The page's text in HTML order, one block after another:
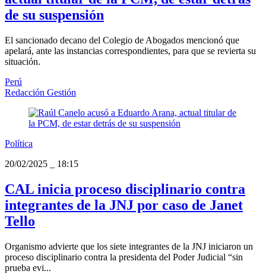
de su suspensión
El sancionado decano del Colegio de Abogados mencionó que
apelará, ante las instancias correspondientes, para que se revierta su
situación.
Perú
Redacción Gestión
Política
20/02/2025
18:15
CAL inicia proceso disciplinario contra
integrantes de la JNJ por caso de Janet
Tello
Organismo advierte que los siete integrantes de la JNJ iniciaron un
proceso disciplinario contra la presidenta del Poder Judicial “sin
prueba evi...